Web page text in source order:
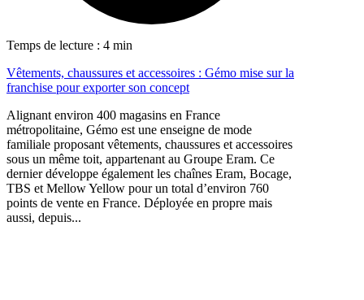
Temps de lecture : 4 min
Vêtements, chaussures et accessoires : Gémo mise sur la
franchise pour exporter son concept
Alignant environ 400 magasins en France
métropolitaine, Gémo est une enseigne de mode
familiale proposant vêtements, chaussures et accessoires
sous un même toit, appartenant au Groupe Eram. Ce
dernier développe également les chaînes Eram, Bocage,
TBS et Mellow Yellow pour un total d’environ 760
points de vente en France. Déployée en propre mais
aussi, depuis...